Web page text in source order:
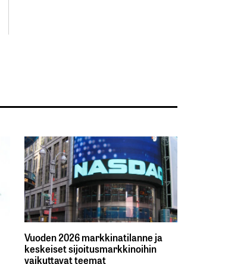
Vuoden 2026 markkinatilanne ja
keskeiset sijoitusmarkkinoihin
vaikuttavat teemat